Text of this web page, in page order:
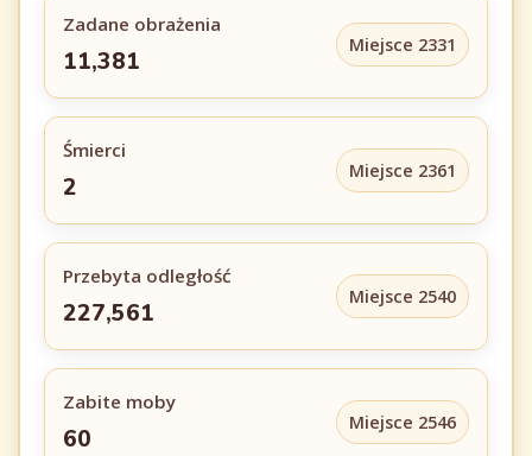
Zadane obrażenia
11,381
Miejsce 2331
Śmierci
2
Miejsce 2361
Przebyta odległość
227,561
Miejsce 2540
Zabite moby
60
Miejsce 2546